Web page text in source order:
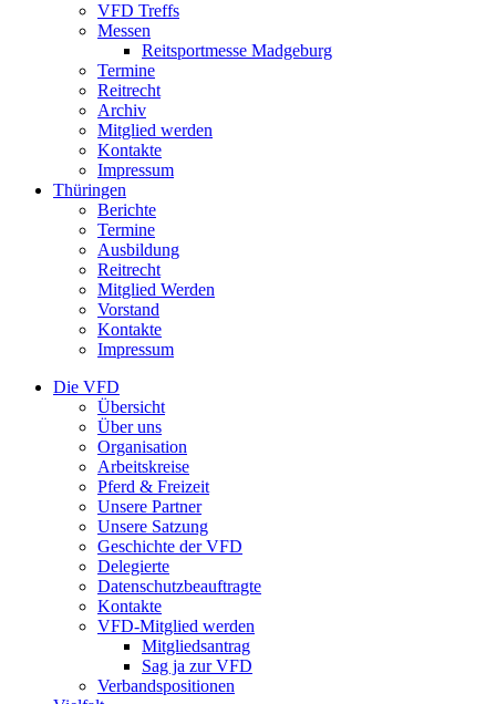
VFD Treffs
Messen
Reitsportmesse Madgeburg
Termine
Reitrecht
Archiv
Mitglied werden
Kontakte
Impressum
Thüringen
Berichte
Termine
Ausbildung
Reitrecht
Mitglied Werden
Vorstand
Kontakte
Impressum
Die VFD
Übersicht
Über uns
Organisation
Arbeitskreise
Pferd & Freizeit
Unsere Partner
Unsere Satzung
Geschichte der VFD
Delegierte
Datenschutzbeauftragte
Kontakte
VFD-Mitglied werden
Mitgliedsantrag
Sag ja zur VFD
Verbandspositionen